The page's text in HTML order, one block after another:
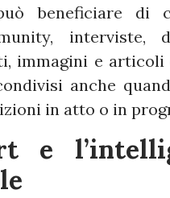
beneficiare di
interviste,
immagini e articoli
anche
in atto o in
e